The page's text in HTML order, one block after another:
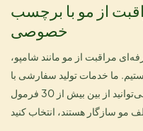
از مو با برچسب
خصوصی
مراقبت از مو مانند شامپو،
ما خدمات تولید سفارشی با
کیفیت عالی ارائه می‌دهیم. شما می‌توانید از بین بیش از 30 فرمول